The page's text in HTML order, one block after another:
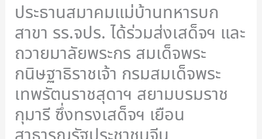
ประธานสมาคมแม่บ้านทหารบก
สาขา รร.จปร. ได้ร่วมส่งเสด็จฯ และ
ถวายมาลัยพระกร สมเด็จพระ
กนิษฐาธิราชเจ้า กรมสมเด็จพระ
เทพรัตนราชสุดาฯ สยามบรมราช
กุมารี ซึ่งทรงเสด็จฯ เยือน